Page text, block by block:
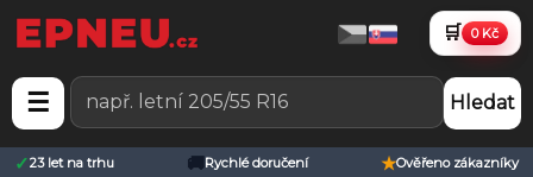
🛒 0 Kč
☰ Hledat
✓23 let na trhu 🚚Rychlé doručení ★Ověřeno zákazníky